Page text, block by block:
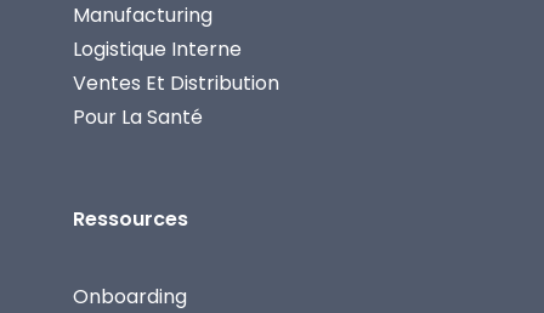
Manufacturing
Logistique Interne
Ventes Et Distribution
Pour La Santé
Ressources
Onboarding